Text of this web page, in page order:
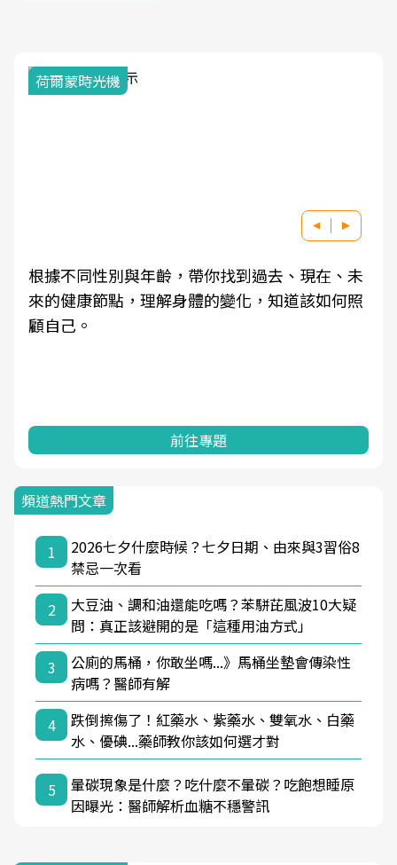
荷爾蒙時光機
根據不同性別與年齡，帶你找到過去、現在、未
來的健康節點，理解身體的變化，知道該如何照
顧自己。
前往專題
頻道熱門文章
1
2026七夕什麼時候？七夕日期、由來與3習俗8
禁忌一次看
2
大豆油、調和油還能吃嗎？苯駢芘風波10大疑
問：真正該避開的是「這種用油方式」
3
公廁的馬桶，你敢坐嗎...》馬桶坐墊會傳染性
病嗎？醫師有解
4
跌倒擦傷了！紅藥水、紫藥水、雙氧水、白藥
水、優碘...藥師教你該如何選才對
5
暈碳現象是什麼？吃什麼不暈碳？吃飽想睡原
因曝光：醫師解析血糖不穩警訊